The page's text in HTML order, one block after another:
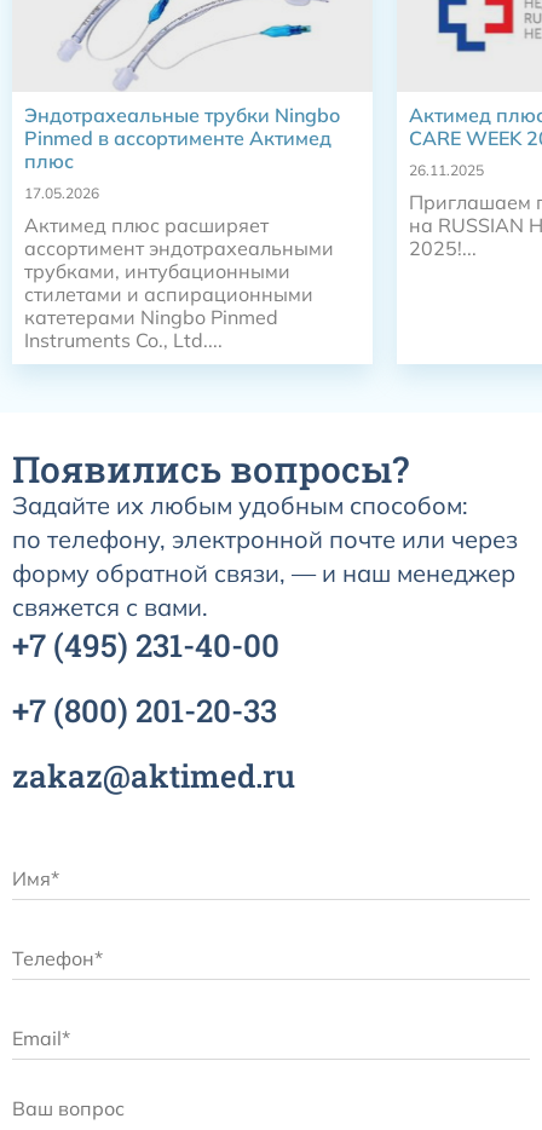
Эндотрахеальные трубки Ningbo
Pinmed в ассортименте Актимед
плюс
17.05.2026
Актимед плюс расширяет
ассортимент эндотрахеальными
трубками, интубационными
стилетами и аспирационными
катетерами Ningbo Pinmed
Instruments Co., Ltd....
Актимед
CARE WEEK
26.11.2025
Приглашаем
на RUSSIAN
2025!...
Появились вопросы?
Задайте их любым удобным способом:
по телефону, электронной почте или через
форму обратной связи, — и наш менеджер
свяжется с вами.
+7 (495) 231-40-00
+7 (800) 201-20-33
zakaz@aktimed.ru